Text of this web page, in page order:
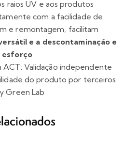
raios UV e aos produtos
com a facilidade de
e remontagem, facilitam
e a descontaminação e
esforço
ACT: Validação independente
do produto por terceiros
Green Lab